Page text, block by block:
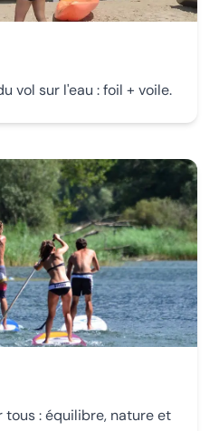
vol sur l'eau : foil + voile.
tous : équilibre, nature et